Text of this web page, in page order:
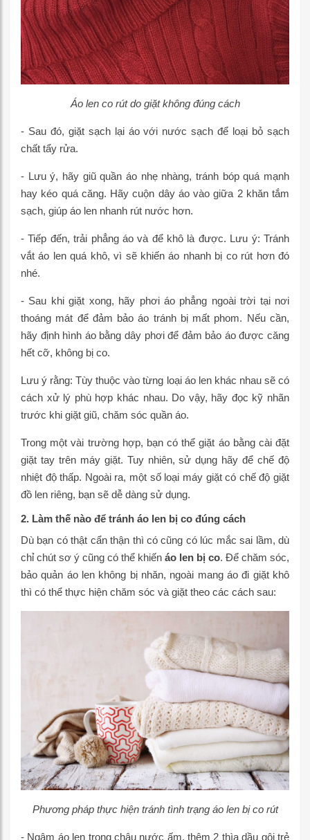
Áo len co rút do giặt không đúng cách
- Sau đó, giặt sạch lại áo với nước sạch để loại bỏ sạch
chất tẩy rửa.
- Lưu ý, hãy giũ quần áo nhẹ nhàng, tránh bóp quá mạnh
hay kéo quá căng. Hãy cuộn dây áo vào giữa 2 khăn tắm
sạch, giúp áo len nhanh rút nước hơn.
- Tiếp đến, trải phẳng áo và để khô là được. Lưu ý: Tránh
vắt áo len quá khô, vì sẽ khiến áo nhanh bị co rút hơn đó
nhé.
- Sau khi giặt xong, hãy phơi áo phẳng ngoài trời tại nơi
thoáng mát để đảm bảo áo tránh bị mất phom. Nếu cần,
hãy định hình áo bằng dây phơi để đảm bảo áo được căng
hết cỡ, không bị co.
Lưu ý rằng: Tùy thuộc vào từng loại áo len khác nhau sẽ có
cách xử lý phù hợp khác nhau. Do vậy, hãy đọc kỹ nhãn
trước khi giặt giũ, chăm sóc quần áo.
Trong một vài trường hợp, bạn có thể giặt áo bằng cài đặt
giặt tay trên máy giặt. Tuy nhiên, sử dụng hãy để chế độ
nhiệt độ thấp. Ngoài ra, một số loại máy giặt có chế độ giặt
đồ len riêng, bạn sẽ dễ dàng sử dụng.
2. Làm thế nào để tránh áo len bị co đúng cách
Dù bạn có thật cẩn thận thì có cũng có lúc mắc sai lầm, dù
chỉ chút sơ ý cũng có thể khiến áo len bị co. Để chăm sóc,
bảo quản áo len không bị nhăn, ngoài mang áo đi giặt khô
thì có thể thực hiện chăm sóc và giặt theo các cách sau:
Phương pháp thực hiện tránh tình trạng áo len bị co rút
- Ngâm áo len trong chậu nước ấm, thêm 2 thìa dầu gội trẻ